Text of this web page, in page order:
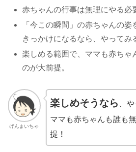
赤ちゃんの行事は無理にやる必
「今この瞬間」の赤ちゃんの
きっかけになるなら、やってみ
楽しめる範囲で、ママも赤ちゃ
のが大前提。
げんまいちゃ
楽しめそうなら 、
ママも赤ちゃんも誰も
提！